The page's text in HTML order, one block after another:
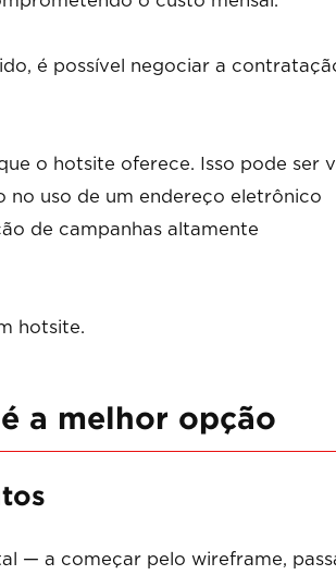
é possível negociar a
o hotsite oferece. Isso pode ser
uso de um endereço eletrônico
de campanhas altamente
hotsite.
a melhor opção
— a começar pelo wireframe,